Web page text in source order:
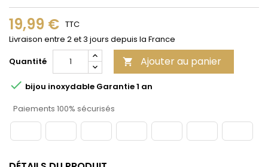
19,99 € TTC
Livraison entre 2 et 3 jours depuis la France
Quantité
 Ajouter au panier
 bijou inoxydable Garantie 1 an
Paiements 100% sécurisés